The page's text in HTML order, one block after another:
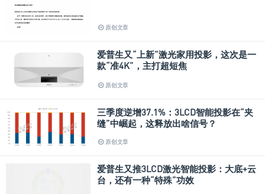
原创文章
爱普生又“上新”激光家用投影，这次是一
款“准4K”，主打超短焦
原创文章
三季度逆增37.1%：3LCD智能投影在“夹
缝”中崛起，这释放出啥信号？
原创文章
爱普生又推3LCD激光智能投影：大底+云
台，还有一种“特殊”功效